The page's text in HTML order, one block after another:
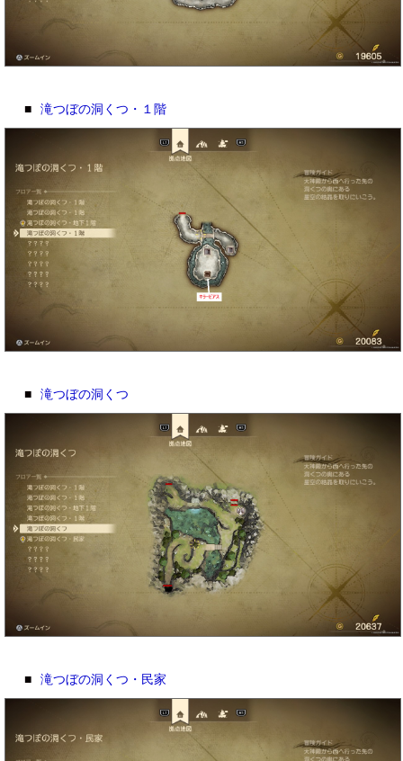
■ 滝つぼの洞くつ・１階
■ 滝つぼの洞くつ
■ 滝つぼの洞くつ・民家